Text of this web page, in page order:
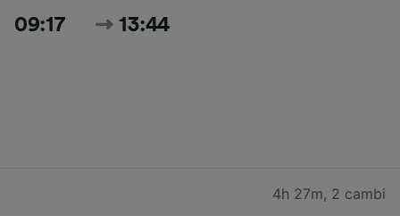
09:17 13:44
4h 27m, 2 cambi